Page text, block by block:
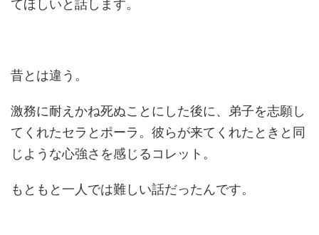
てほしいと話します。
昔とは違う。
激務に耐えかね死ぬことにした後に、弟子を志願し
てくれたセラとポーラ。彼らが来てくれたときと同
じような心強さを感じるコレット。
もともと一人では難しい話だったんです。